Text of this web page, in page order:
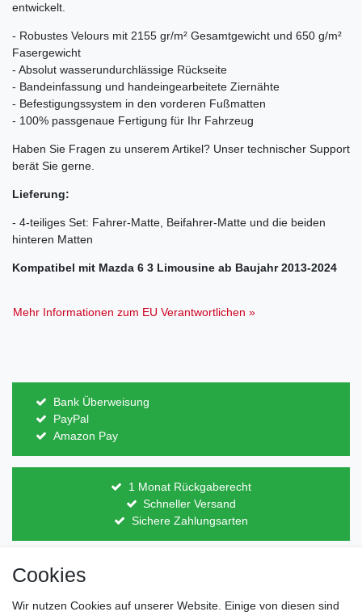
entwickelt.
- Robustes Velours mit 2155 gr/m² Gesamtgewicht und 650 g/m²
Fasergewicht
- Absolut wasserundurchlässige Rückseite
- Bandeinfassung und handeingearbeitete Ziernähte
- Befestigungssystem in den vorderen Fußmatten
- 100% passgenaue Fertigung für Ihr Fahrzeug
Haben Sie Fragen zu unserem Artikel? Unser technischer Support
berät Sie gerne.
Lieferung:
- 4-teiliges Set: Fahrer-Matte, Beifahrer-Matte und die beiden
hinteren Matten
Kompatibel mit Mazda 6 3 Limousine ab Baujahr 2013-2024
Mehr Informationen zum EU Verantwortlichen »
Bank Überweisung
PayPal
Amazon Pay
1 Monat Rückgaberecht
Schneller Versand
Sichere Zahlungsarten
Direkt vom Hersteller
Lagerware
Cookies
Wir nutzen Cookies auf unserer Website. Einige von diesen sind